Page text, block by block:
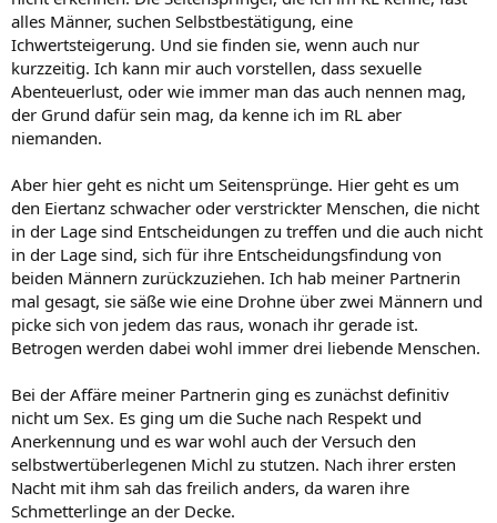
alles Männer, suchen Selbstbestätigung, eine
Ichwertsteigerung. Und sie finden sie, wenn auch nur
kurzzeitig. Ich kann mir auch vorstellen, dass sexuelle
Abenteuerlust, oder wie immer man das auch nennen mag,
der Grund dafür sein mag, da kenne ich im RL aber
niemanden.
Aber hier geht es nicht um Seitensprünge. Hier geht es um
den Eiertanz schwacher oder verstrickter Menschen, die nicht
in der Lage sind Entscheidungen zu treffen und die auch nicht
in der Lage sind, sich für ihre Entscheidungsfindung von
beiden Männern zurückzuziehen. Ich hab meiner Partnerin
mal gesagt, sie säße wie eine Drohne über zwei Männern und
picke sich von jedem das raus, wonach ihr gerade ist.
Betrogen werden dabei wohl immer drei liebende Menschen.
Bei der Affäre meiner Partnerin ging es zunächst definitiv
nicht um Sex. Es ging um die Suche nach Respekt und
Anerkennung und es war wohl auch der Versuch den
selbstwertüberlegenen Michl zu stutzen. Nach ihrer ersten
Nacht mit ihm sah das freilich anders, da waren ihre
Schmetterlinge an der Decke.